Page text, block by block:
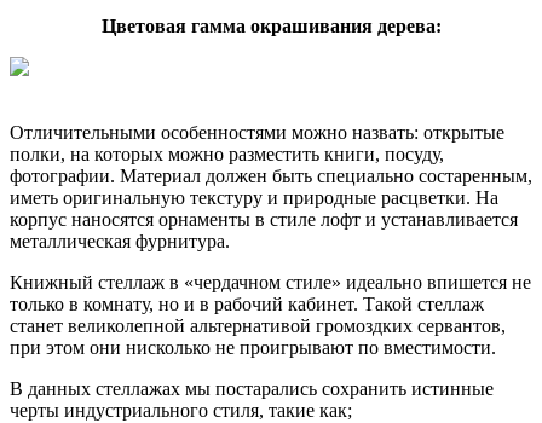
Цветовая гамма окрашивания дерева:
Отличительными особенностями можно назвать: открытые
полки, на которых можно разместить книги, посуду,
фотографии. Материал должен быть специально состаренным,
иметь оригинальную текстуру и природные расцветки. На
корпус наносятся орнаменты в стиле лофт и устанавливается
металлическая фурнитура.
Книжный стеллаж в «чердачном стиле» идеально впишется не
только в комнату, но и в рабочий кабинет. Такой стеллаж
станет великолепной альтернативой громоздких сервантов,
при этом они нисколько не проигрывают по вместимости.
В данных стеллажах мы постарались сохранить истинные
черты индустриального стиля, такие как;